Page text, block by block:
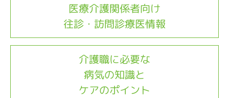
医療介護関係者向け
往診・訪問診療医情報
介護職に必要な
病気の知識と
ケアのポイント